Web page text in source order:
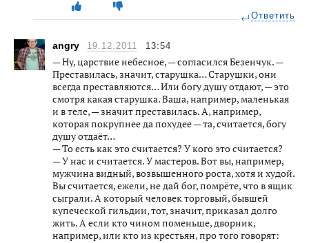
Ответить
angry 19.12.2011 13:54
— Ну, царствие небесное, — согласился Безенчук. —
Преставилась, значит, старушка… Старушки, они
всегда преставляются… Или богу душу отдают, — это
смотря какая старушка. Ваша, например, маленькая
и в теле, — значит преставилась. А, например,
которая покрупнее да похудее — та, считается, богу
душу отдаёт…
— То есть как это считается? У кого это считается?
— У нас и считается. У мастеров. Вот вы, например,
мужчина видный, возвышенного роста, хотя и худой.
Вы считается, ежели, не дай бог, помрёте, что в ящик
сыграли. А который человек торговый, бывшей
купеческой гильдии, тот, значит, приказал долго
жить. А если кто чином поменьше, дворник,
например, или кто из крестьян, про того говорят: